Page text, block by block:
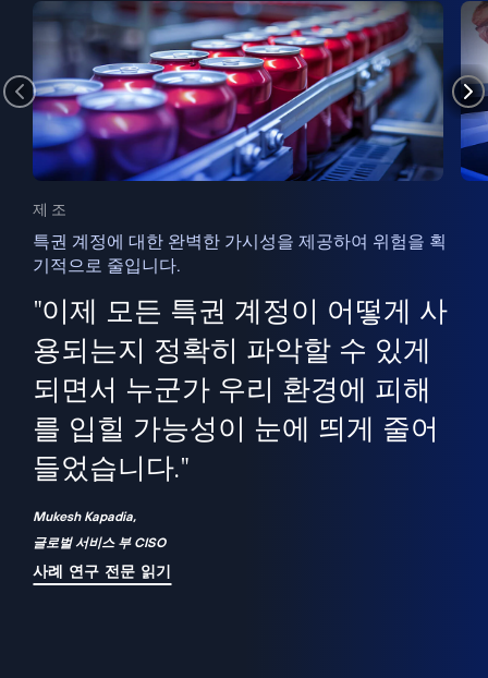
제조
특권 계정에 대한 완벽한 가시성을 제공하여 위험을 획
기적으로 줄입니다.
"이제 모든 특권 계정이 어떻게 사
용되는지 정확히 파악할 수 있게
되면서 누군가 우리 환경에 피해
를 입힐 가능성이 눈에 띄게 줄어
들었습니다."
Mukesh Kapadia,
글로벌 서비스 부 CISO
사례 연구 전문 읽기